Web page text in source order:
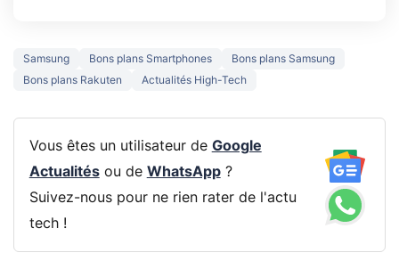
Samsung Bons plans Smartphones
Bons plans Samsung
Bons plans Rakuten
Actualités High-Tech
Vous êtes un utilisateur de Google
Actualitésou de WhatsApp?
Suivez-nous pour ne rien rater de l'actu
tech !